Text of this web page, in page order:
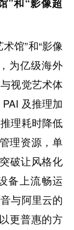
馆”和“影像
为亿级海外
视觉艺术体
及推理加
理耗时降低
理资源，单
破让风格化
备上流畅运
与阿里云的
更普惠的方